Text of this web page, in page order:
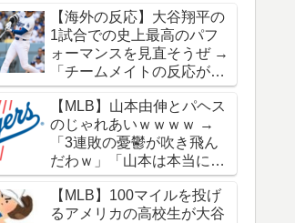
【海外の反応】大谷翔平の
1試合での史上最高のパフ
ォーマンスを見直そうぜ →
「チームメイトの反応が凄
さを物語ってるな」「ワー
ルドシリーズで延長18回ま
でいった試合も凄かった」
【MLB】山本由伸とパヘス
のじゃれあいｗｗｗｗ →
「3連敗の憂鬱が吹き飛ん
だわｗ」「山本は本当にオ
シャレだな」
【MLB】100マイルを投げ
るアメリカの高校生が大谷